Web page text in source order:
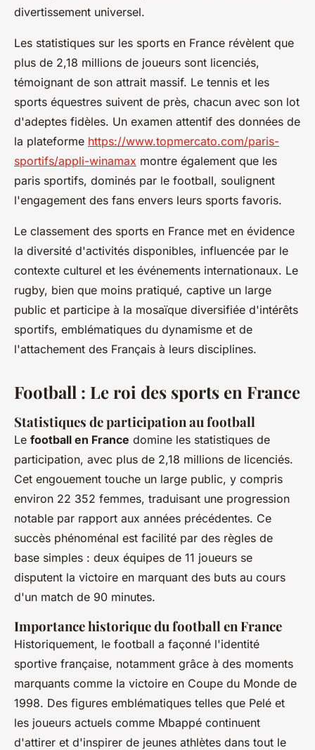
divertissement universel.
Les statistiques sur les sports en France révèlent que
plus de 2,18 millions de joueurs sont licenciés,
témoignant de son attrait massif. Le tennis et les
sports équestres suivent de près, chacun avec son lot
d'adeptes fidèles. Un examen attentif des données de
la plateforme https://www.topmercato.com/paris-
sportifs/appli-winamax montre également que les
paris sportifs, dominés par le football, soulignent
l'engagement des fans envers leurs sports favoris.
Le classement des sports en France met en évidence
la diversité d'activités disponibles, influencée par le
contexte culturel et les événements internationaux. Le
rugby, bien que moins pratiqué, captive un large
public et participe à la mosaïque diversifiée d'intérêts
sportifs, emblématiques du dynamisme et de
l'attachement des Français à leurs disciplines.
Football : Le roi des sports en France
Statistiques de participation au football
Le football en France domine les statistiques de
participation, avec plus de 2,18 millions de licenciés.
Cet engouement touche un large public, y compris
environ 22 352 femmes, traduisant une progression
notable par rapport aux années précédentes. Ce
succès phénoménal est facilité par des règles de
base simples : deux équipes de 11 joueurs se
disputent la victoire en marquant des buts au cours
d'un match de 90 minutes.
Importance historique du football en France
Historiquement, le football a façonné l'identité
sportive française, notamment grâce à des moments
marquants comme la victoire en Coupe du Monde de
1998. Des figures emblématiques telles que Pelé et
les joueurs actuels comme Mbappé continuent
d'attirer et d'inspirer de jeunes athlètes dans tout le